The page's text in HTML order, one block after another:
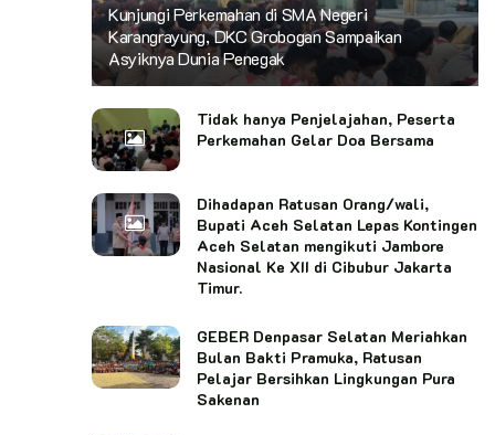
Kunjungi Perkemahan di SMA Negeri
Karangrayung, DKC Grobogan Sampaikan
Asyiknya Dunia Penegak
Tidak hanya Penjelajahan, Peserta
Perkemahan Gelar Doa Bersama
Dihadapan Ratusan Orang/wali,
Bupati Aceh Selatan Lepas Kontingen
Aceh Selatan mengikuti Jambore
Nasional Ke XII di Cibubur Jakarta
Timur.
GEBER Denpasar Selatan Meriahkan
Bulan Bakti Pramuka, Ratusan
Pelajar Bersihkan Lingkungan Pura
Sakenan